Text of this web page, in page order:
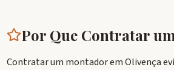
Por Que Contratar
Contratar um montador em Olivença